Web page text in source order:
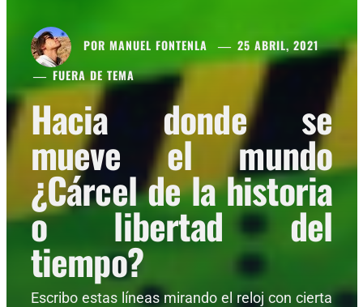
POR MANUEL FONTENLA
25 ABRIL, 2021
FUERA DE TEMA
Hacia donde se
mueve el mundo
¿Cárcel de la historia
o libertad del
tiempo?
Escribo estas líneas mirando el reloj con cierta